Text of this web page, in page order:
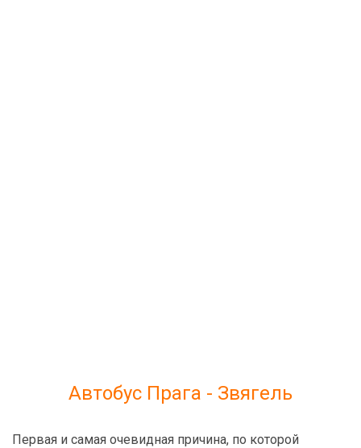
Автобус Прага - Звягель
Первая и самая очевидная причина, по которой